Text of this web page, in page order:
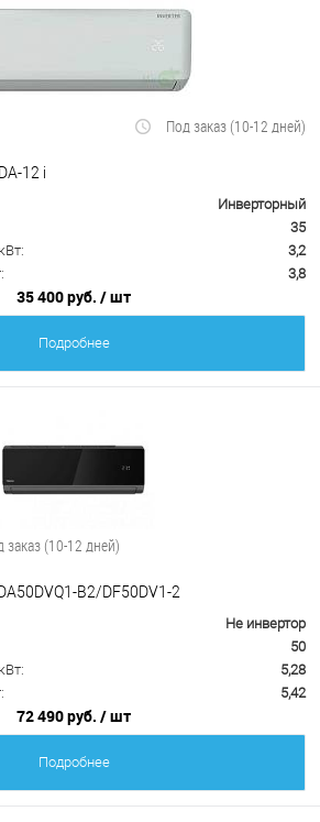
Под заказ (10-12 дней)
12 i
Инверторный
35
3,2
3,8
35 400 руб. / шт
Подробнее
заказ (10-12 дней)
B2/DF50DV1-2
Не инвертор
50
5,28
5,42
72 490 руб. / шт
Подробнее